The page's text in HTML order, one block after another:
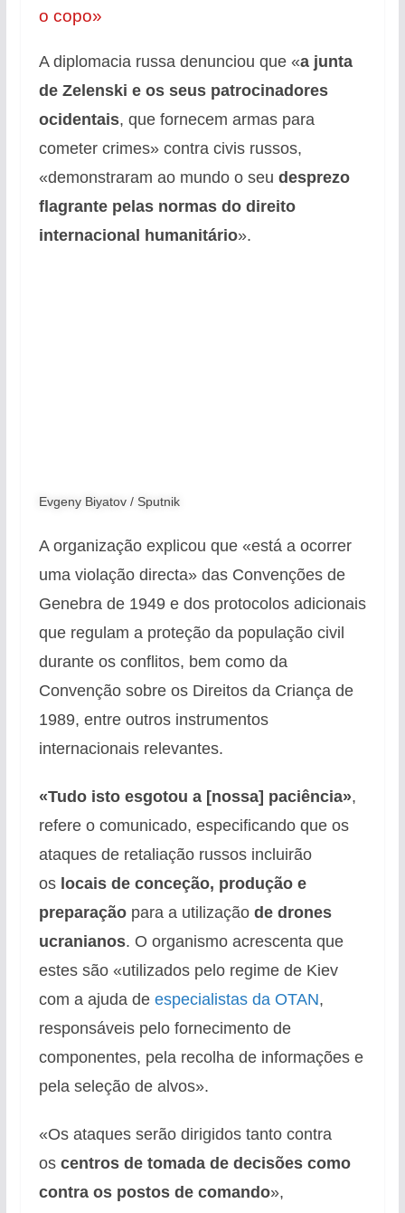
o copo»
A diplomacia russa denunciou que «a junta
de Zelenski e os seus patrocinadores
ocidentais, que fornecem armas para
cometer crimes» contra civis russos,
«demonstraram ao mundo o seu desprezo
flagrante pelas normas do direito
internacional humanitário».
Evgeny Biyatov / Sputnik
A organização explicou que «está a ocorrer
uma violação directa» das Convenções de
Genebra de 1949 e dos protocolos adicionais
que regulam a proteção da população civil
durante os conflitos, bem como da
Convenção sobre os Direitos da Criança de
1989, entre outros instrumentos
internacionais relevantes.
«Tudo isto esgotou a [nossa] paciência»,
refere o comunicado, especificando que os
ataques de retaliação russos incluirão
os locais de conceção, produção e
preparaçãopara a utilização de drones
ucranianos. O organismo acrescenta que
estes são «utilizados pelo regime de Kiev
com a ajuda de especialistas da OTAN,
responsáveis pelo fornecimento de
componentes, pela recolha de informações e
pela seleção de alvos».
«Os ataques serão dirigidos tanto contra
os centros de tomada de decisões como
contra os postos de comando»,